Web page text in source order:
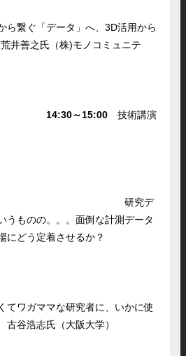
繋ぐ「データ」へ、3D活用から
井善之氏（株)モノコミュニテ
14:30～15:00 技術講演
デ
うものの。。。面倒な計測データ
現場にどう定着させるか？
マな研究者に、いかに使
谷浩志氏（大阪大学）